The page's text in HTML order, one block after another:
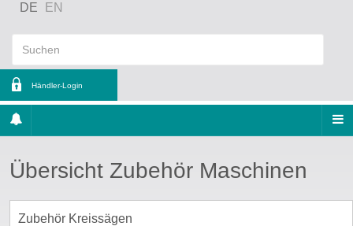
DE EN
Händler-Login
Übersicht Zubehör Maschinen
Zubehör Kreissägen